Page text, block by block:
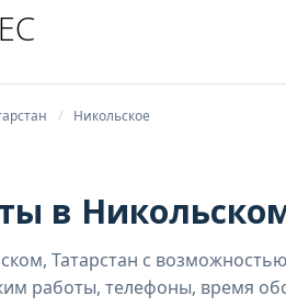
Никольское
в
Татарстан с
работы, телефоны, время